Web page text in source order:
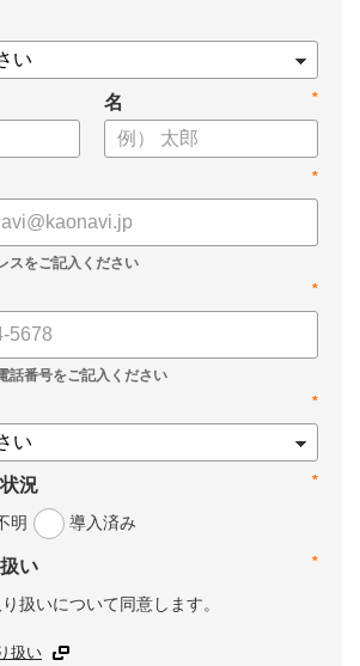
ので、ぜひお役立てください。
*
名
*
*
*
*
況
明 導入済み
*
い
扱いについて同意します。
扱い